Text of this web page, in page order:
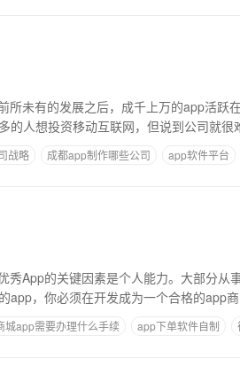
所未有的发展之后，成千上万的app活跃
的人想投资移动互联网，但说到公司就很
战略 成都app制作哪些公司 app软件平台
秀App的关键因素是个人能力。大部分从
app，你必须在开发成为一个合格的app
城app需要办理什么手续 app下单软件自制